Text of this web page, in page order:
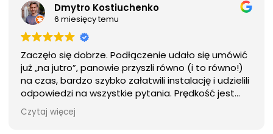
Dmytro Kostiuchenko
6 miesięcy temu
Zaczęło się dobrze. Podłączenie udało się umówić
już „na jutro”, panowie przyszli równo (i to równo!)
na czas, bardzo szybko załatwili instalację i udzielili
odpowiedzi na wszystkie pytania. Prędkość jest
taka, jak obiecano, a złącze stabilne i bez
anomalnych strat pakietów.
Czytaj więcej